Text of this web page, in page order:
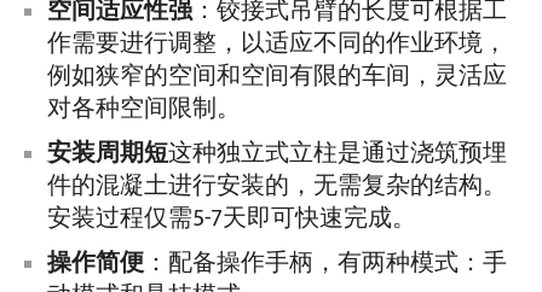
空间适应性强：铰接式吊臂的长度可根据工
作需要进行调整，以适应不同的作业环境，
例如狭窄的空间和空间有限的车间，灵活应
对各种空间限制。
安装周期短这种独立式立柱是通过浇筑预埋
件的混凝土进行安装的，无需复杂的结构。
安装过程仅需5-7天即可快速完成。
操作简便：配备操作手柄，有两种模式：手